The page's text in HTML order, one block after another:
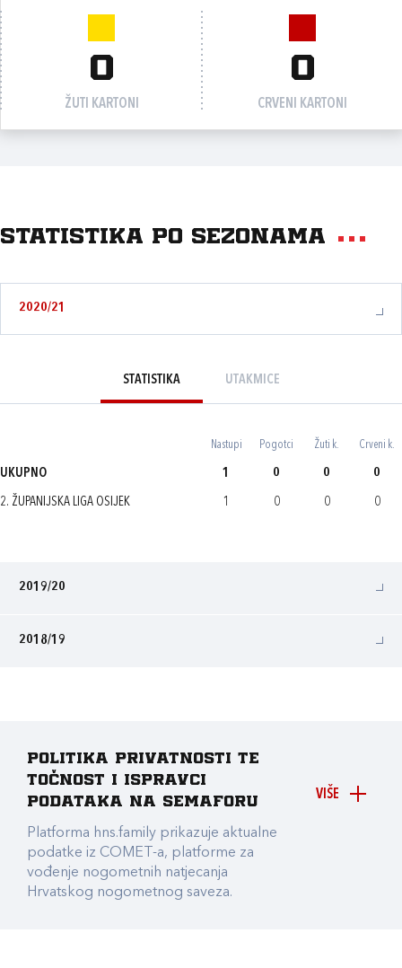
0
ŽUTI KARTONI
0
CRVENI KARTONI
Statistika po sezonama
2020/21
STATISTIKA UTAKMICE
Nastupi Pogotci Žuti k. Crveni k.
UKUPNO 1 0 0 0
2. ŽUPANIJSKA LIGA OSIJEK 1 0 0 0
2019/20
2018/19
VIŠE
Politika privatnosti te
točnost i ispravci
podataka na Semaforu
Platforma hns.family prikazuje aktualne
podatke iz COMET-a, platforme za
vođenje nogometnih natjecanja
Hrvatskog nogometnog saveza.